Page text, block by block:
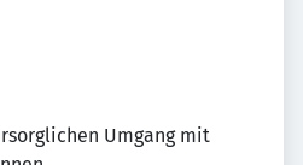
Umgang mit